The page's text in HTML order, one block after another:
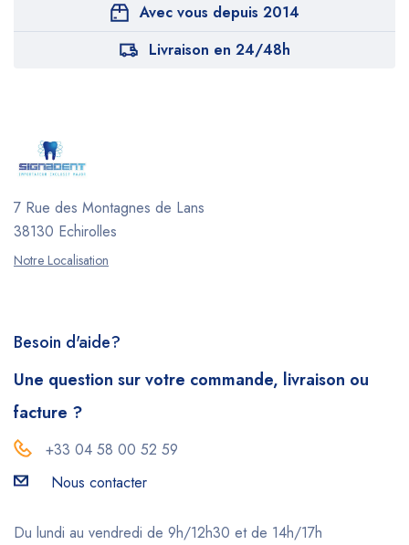
Avec vous depuis 2014
Livraison en 24/48h
7 Rue des Montagnes de Lans
38130 Echirolles
Notre Localisation
Besoin d'aide?
Une question sur votre commande, livraison ou
facture ?
+33 04 58 00 52 59
Nous contacter
Du lundi au vendredi de 9h/12h30 et de 14h/17h